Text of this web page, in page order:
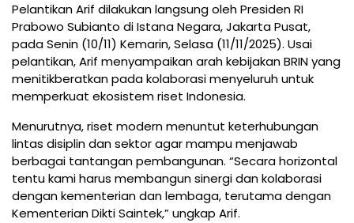
Pelantikan Arif dilakukan langsung oleh Presiden RI
Prabowo Subianto di Istana Negara, Jakarta Pusat,
pada Senin (10/11) Kemarin, Selasa (11/11/2025). Usai
pelantikan, Arif menyampaikan arah kebijakan BRIN yang
menitikberatkan pada kolaborasi menyeluruh untuk
memperkuat ekosistem riset Indonesia.
Menurutnya, riset modern menuntut keterhubungan
lintas disiplin dan sektor agar mampu menjawab
berbagai tantangan pembangunan. “Secara horizontal
tentu kami harus membangun sinergi dan kolaborasi
dengan kementerian dan lembaga, terutama dengan
Kementerian Dikti Saintek,” ungkap Arif.